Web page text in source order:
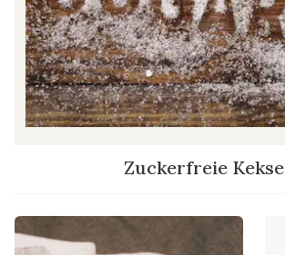
Zuckerfreie Kekse